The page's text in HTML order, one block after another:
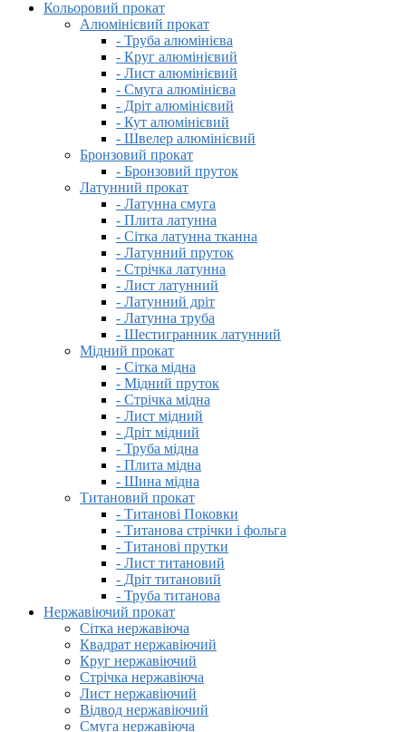
Кольоровий прокат
Алюмінієвий прокат
- Труба алюмінієва
- Круг алюмінієвий
- Лист алюмінієвий
- Смуга алюмінієва
- Дріт алюмінієвий
- Кут алюмінієвий
- Швелер алюмінієвий
Бронзовий прокат
- Бронзовий пруток
Латунний прокат
- Латунна смуга
- Плита латунна
- Сітка латунна тканна
- Латунний пруток
- Стрічка латунна
- Лист латунний
- Латунний дріт
- Латунна труба
- Шестигранник латунний
Мідний прокат
- Сітка мідна
- Мідний пруток
- Стрічка мідна
- Лист мідний
- Дріт мідний
- Труба мідна
- Плита мідна
- Шина мідна
Титановий прокат
- Титанові Поковки
- Титанова стрічки і фольга
- Титанові прутки
- Лист титановий
- Дріт титановий
- Труба титанова
Нержавіючий прокат
Сітка нержавіюча
Квадрат нержавіючий
Круг нержавіючий
Стрічка нержавіюча
Лист нержавіючий
Відвод нержавіючий
Смуга нержавіюча